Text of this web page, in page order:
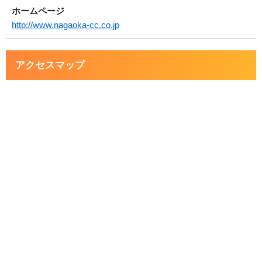
ホームページ
http://www.nagaoka-cc.co.jp
アクセスマップ